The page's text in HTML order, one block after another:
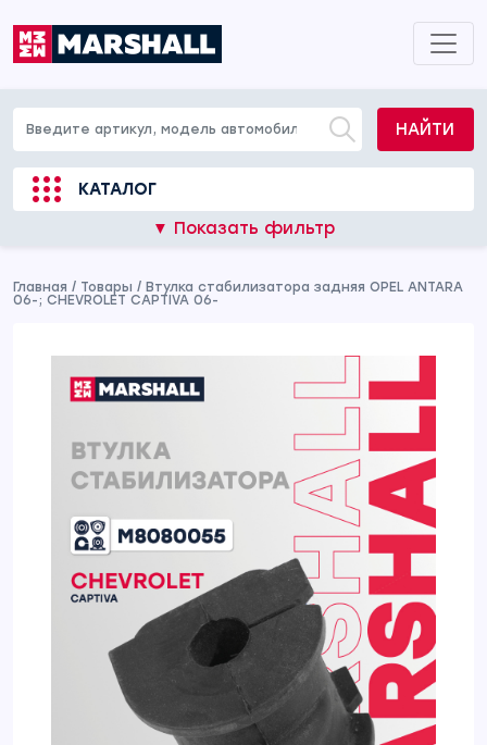
НАЙТИ
КАТАЛОГ
▼ Показать фильтр
Главная / Товары / Втулка стабилизатора задняя OPEL ANTARA
06-; CHEVROLET CAPTIVA 06-